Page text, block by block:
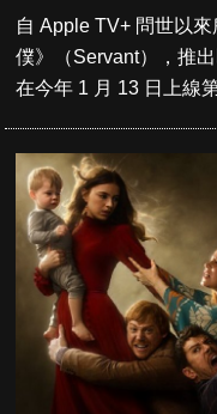
自 Apple TV+ 問世以
僕》（Servant），推
在今年 1 月 13 日上線